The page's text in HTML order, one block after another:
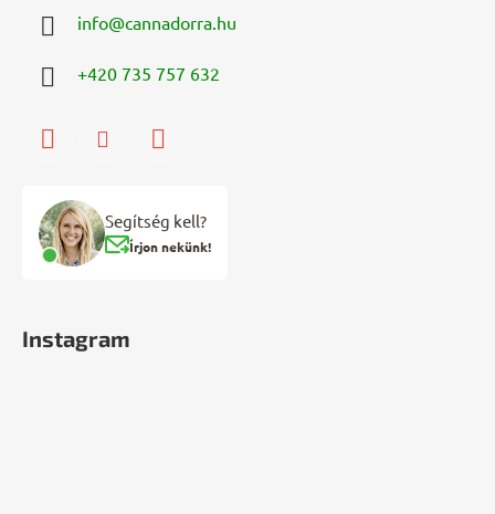
info@cannadorra.hu
+420 735 757 632
Segítség kell?
Írjon nekünk!
Instagram